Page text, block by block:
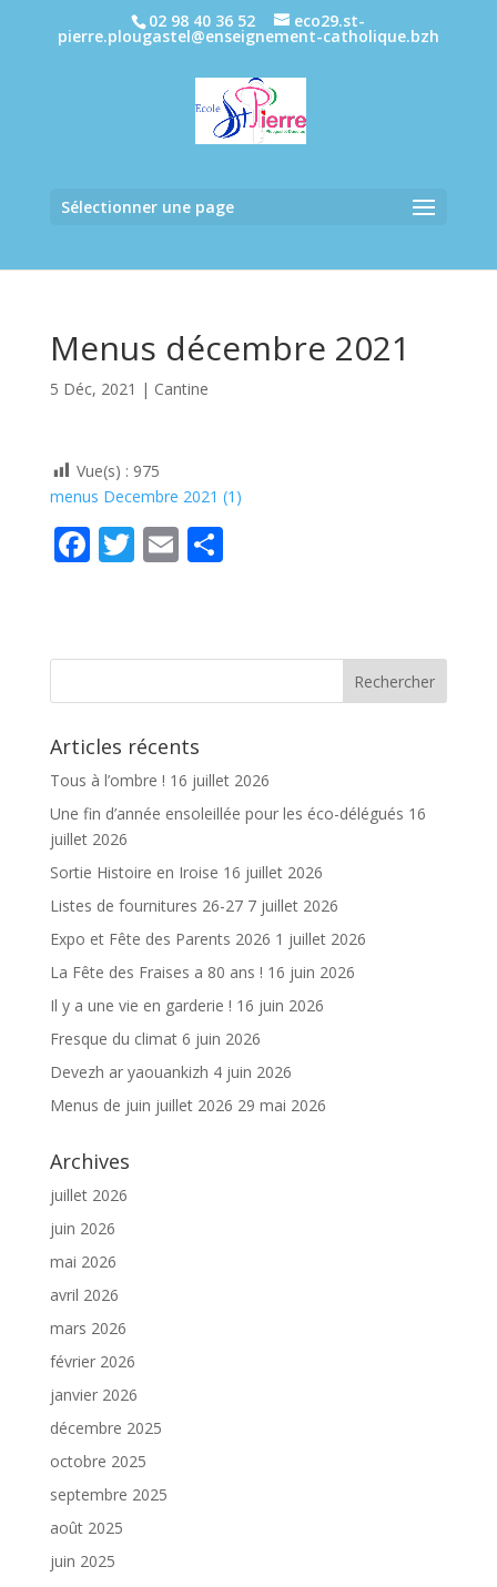
02 98 40 36 52 eco29.st-
pierre.plougastel@enseignement-catholique.bzh
Sélectionner une page
Menus décembre 2021
5 Déc, 2021 | Cantine
Vue(s) : 975
menus Decembre 2021 (1)
F
b
k
T
er
E
l
P
g
Articles récents
Tous à l’ombre ! 16 juillet 2026
Une fin d’année ensoleillée pour les éco-délégués 16
juillet 2026
Sortie Histoire en Iroise 16 juillet 2026
Listes de fournitures 26-27 7 juillet 2026
Expo et Fête des Parents 2026 1 juillet 2026
La Fête des Fraises a 80 ans ! 16 juin 2026
Il y a une vie en garderie ! 16 juin 2026
Fresque du climat 6 juin 2026
Devezh ar yaouankizh 4 juin 2026
Menus de juin juillet 2026 29 mai 2026
Archives
juillet 2026
juin 2026
mai 2026
avril 2026
mars 2026
février 2026
janvier 2026
décembre 2025
octobre 2025
septembre 2025
août 2025
juin 2025